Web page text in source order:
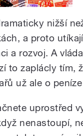
nižší
a proto
a rozvoj. A
to zaplácly tím,
už ale o
uprostřed
nenastoupí,